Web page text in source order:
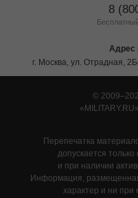
8
Адрес
г. Москва, ул. Отрадная,
©
MILITARY.RU
Перепечатка
допускается
и при наличии
Информация,
характер и ни при